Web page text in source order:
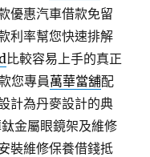
優惠汽車借款免留
利率幫您快速排解
比較容易上手的真正
您專員萬華當舖配
計為丹麥設計的典
金屬眼鏡架及維修
裝維修保養借錢抵